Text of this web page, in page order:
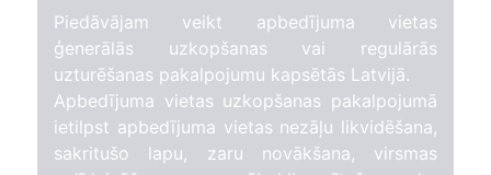
Piedāvājam veikt apbedījuma vietas
ģenerālās uzkopšanas vai regulārās
uzturēšanas pakalpojumu kapsētās Latvijā.
Apbedījuma vietas uzkopšanas pakalpojumā
ietilpst apbedījuma vietas nezāļu likvidēšana,
sakritušo lapu, zaru novākšana, virsmas